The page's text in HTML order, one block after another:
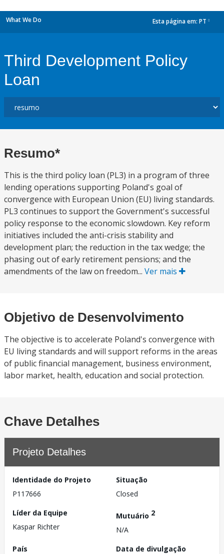
What We Do Esta página em: PT
Third Development Policy
Loan
Resumo*
This is the third policy loan (PL3) in a program of three
lending operations supporting Poland's goal of
convergence with European Union (EU) living standards.
PL3 continues to support the Government's successful
policy response to the economic slowdown. Key reform
initiatives included the anti-crisis stability and
development plan; the reduction in the tax wedge; the
phasing out of early retirement pensions; and the
amendments of the law on freedom... Ver mais
Objetivo de Desenvolvimento
The objective is to accelerate Poland's convergence with
EU living standards and will support reforms in the areas
of public financial management, business environment,
labor market, health, education and social protection.
Chave Detalhes
Projeto Detalhes
Identidade do Projeto
P117666
Situação
Closed
Líder da Equipe
Kaspar Richter
Mutuário 2
N/A
País
Data de divulgação